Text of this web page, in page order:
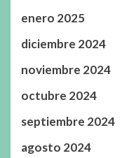
enero 2025
diciembre 2024
noviembre 2024
octubre 2024
septiembre 2024
agosto 2024